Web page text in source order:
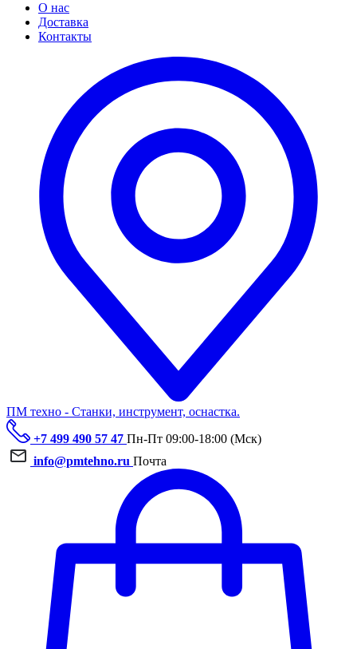
О нас
Доставка
Контакты
ПМ техно - Станки, инструмент, оснастка.
+7 499 490 57 47 Пн-Пт 09:00-18:00 (Мск)
info@pmtehno.ru Почта